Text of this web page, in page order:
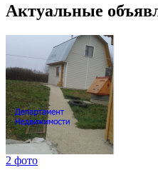
Актуальные
2 фото